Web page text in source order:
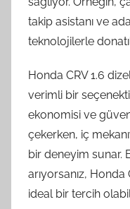
takip asistanı ve
teknolojilerle
Honda CRV 1.6
verimli bir
ekonomisi ve
çekerken, iç
bir deneyim sunar.
arıyorsanız,
ideal bir tercih